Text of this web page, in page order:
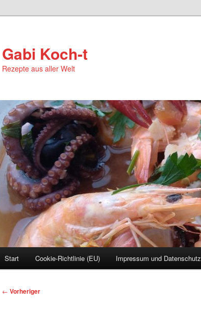
Gabi Koch-t
Rezepte aus aller Welt
Start Cookie-Richtlinie (EU) Impressum und Datenschutz
Beitragsnavigation
← Vorheriger